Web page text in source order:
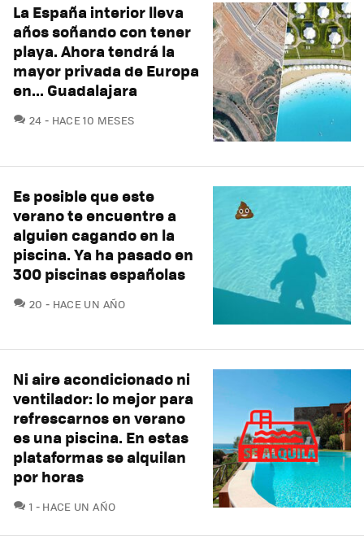
La España interior lleva
años soñando con tener
playa. Ahora tendrá la
mayor privada de Europa
en... Guadalajara
24 COMENTARIOS
HACE 10 MESES
Es posible que este
verano te encuentre a
alguien cagando en la
piscina. Ya ha pasado en
300 piscinas españolas
20 COMENTARIOS
HACE UN AÑO
Ni aire acondicionado ni
ventilador: lo mejor para
refrescarnos en verano
es una piscina. En estas
plataformas se alquilan
por horas
1 COMENTARIOS
HACE UN AÑO